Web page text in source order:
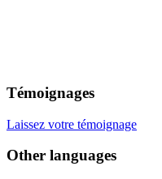
Témoignages
Laissez votre témoignage
Other languages